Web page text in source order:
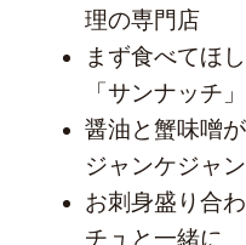
理の専門店
まず食べてほ
「サンナッチ」
醤油と蟹味噌
ジャンケジャン
お刺身盛り合
チュと一緒に